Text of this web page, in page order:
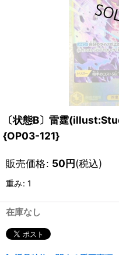
〔状態B〕雷霆
{OP03-121}
販売価格: 50円(税込)
重み: 1
在庫なし